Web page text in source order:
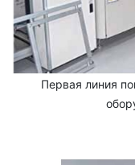
Первая линия